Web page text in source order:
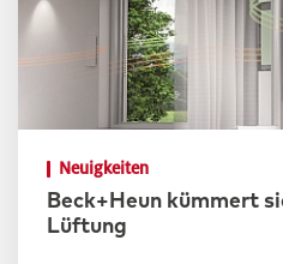
Neuigkeiten
Beck+Heun kümmert
Lüftung